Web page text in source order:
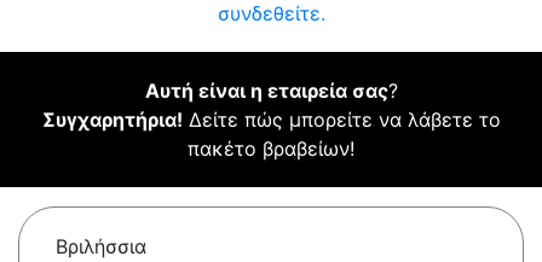
συνδεθείτε.
Αυτή είναι η εταιρεία σας?
Συγχαρητήρια! Δείτε πώς μπορείτε να λάβετε το
πακέτο βραβείων!
Βριλήσσια